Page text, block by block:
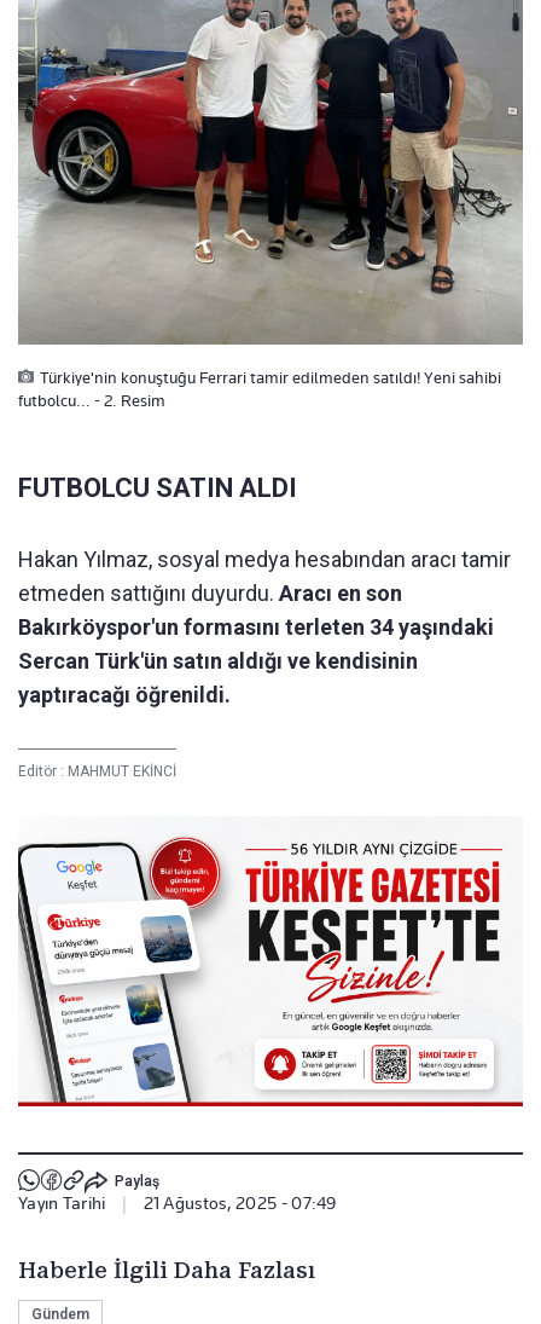
Türkiye'nin konuştuğu Ferrari tamir edilmeden satıldı! Yeni sahibi
futbolcu... - 2. Resim
FUTBOLCU SATIN ALDI
Hakan Yılmaz, sosyal medya hesabından aracı tamir
etmeden sattığını duyurdu. Aracı en son
Bakırköyspor'un formasını terleten 34 yaşındaki
Sercan Türk'ün satın aldığı ve kendisinin
yaptıracağı öğrenildi.
Editör : MAHMUT EKİNCİ
Paylaş
Yayın Tarihi 21 Ağustos, 2025 - 07:49
Haberle İlgili Daha Fazlası
Gündem